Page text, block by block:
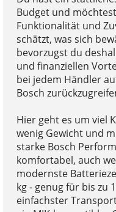
Budget und
Funktionalität und
schätzt, was sich
bevorzugst du
und finanziellen
bei jedem Händler
Bosch
Hier geht es um viel
wenig Gewicht und
starke Bosch
komfortabel, auch
modernste
kg - genug für bis zu
einfachster